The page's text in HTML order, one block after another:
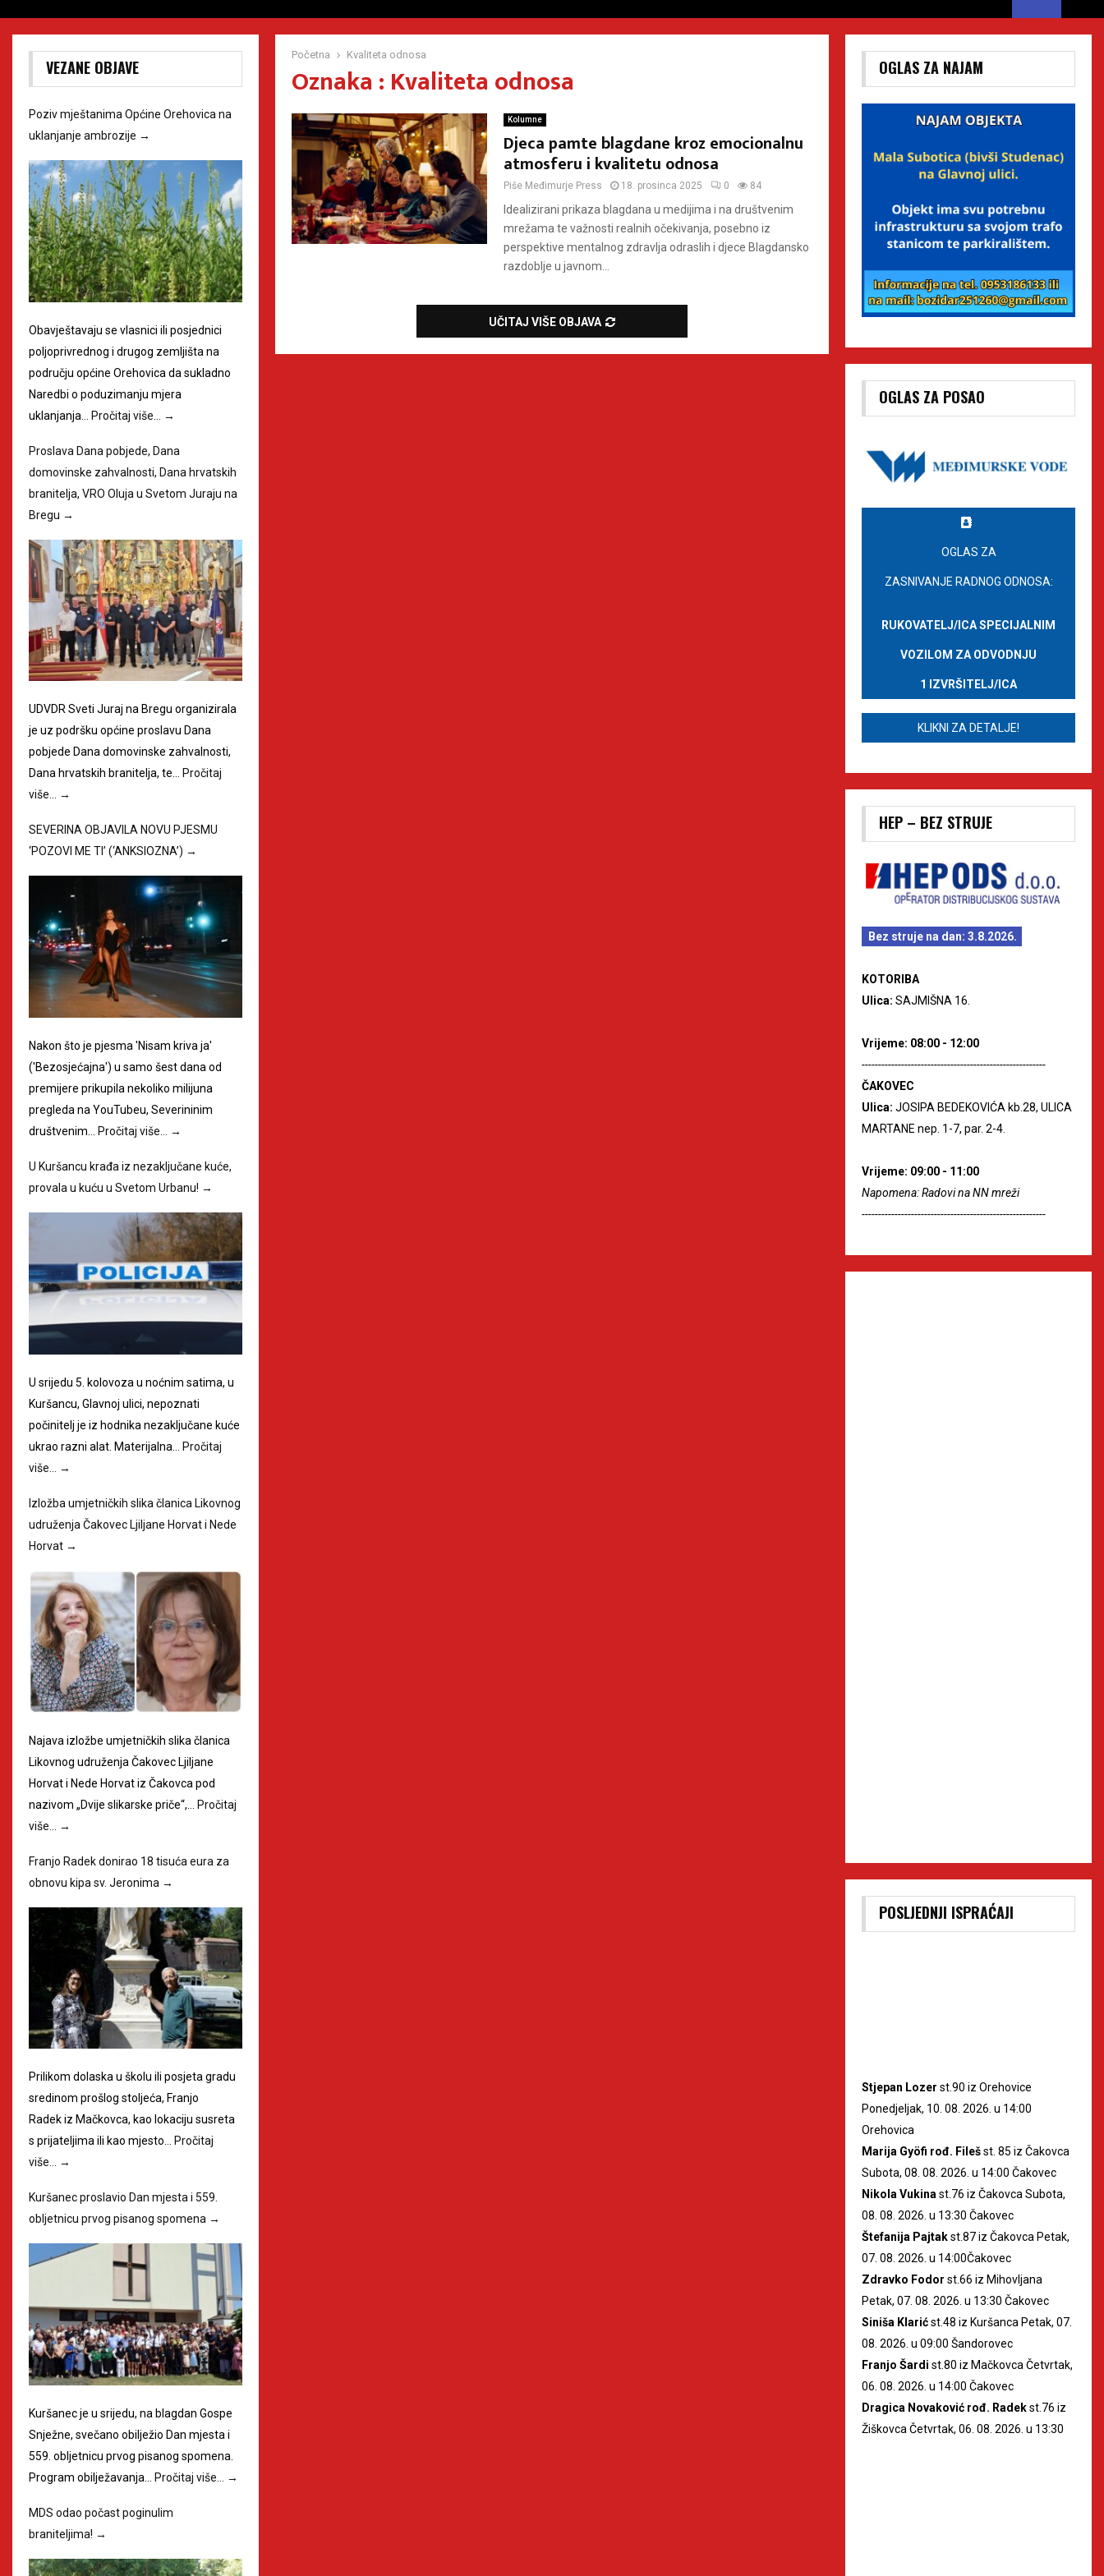
Početna Kvaliteta odnosa
Oznaka : Kvaliteta odnosa
Kolumne
Djeca pamte blagdane kroz emocionalnu
atmosferu i kvalitetu odnosa
Piše Međimurje Press 18. prosinca 2025 0 84
Idealizirani prikaza blagdana u medijima i na društvenim
mrežama te važnosti realnih očekivanja, posebno iz
perspektive mentalnog zdravlja odraslih i djece Blagdansko
razdoblje u javnom...
UČITAJ VIŠE OBJAVA
VEZANE OBJAVE
Poziv mještanima Općine Orehovica na
uklanjanje ambrozije →
Obavještavaju se vlasnici ili posjednici
poljoprivrednog i drugog zemljišta na
području općine Orehovica da sukladno
Naredbi o poduzimanju mjera
uklanjanja…
Pročitaj više… →
Proslava Dana pobjede, Dana
domovinske zahvalnosti, Dana hrvatskih
branitelja, VRO Oluja u Svetom Juraju na
Bregu →
UDVDR Sveti Juraj na Bregu organizirala
je uz podršku općine proslavu Dana
pobjede Dana domovinske zahvalnosti,
Dana hrvatskih branitelja, te… Pročitaj
više… →
SEVERINA OBJAVILA NOVU PJESMU
‘POZOVI ME TI’ (‘ANKSIOZNA’) →
Nakon što je pjesma 'Nisam kriva ja'
('Bezosjećajna') u samo šest dana od
premijere prikupila nekoliko milijuna
pregleda na YouTubeu, Severininim
društvenim…
Pročitaj više… →
U Kuršancu krađa iz nezaključane kuće,
provala u kuću u Svetom Urbanu! →
U srijedu 5. kolovoza u noćnim satima, u
Kuršancu, Glavnoj ulici, nepoznati
počinitelj je iz hodnika nezaključane kuće
ukrao razni alat. Materijalna…
Pročitaj
više…
→
Izložba umjetničkih slika članica Likovnog
udruženja Čakovec Ljiljane Horvat i Nede
Horvat →
Najava izložbe umjetničkih slika članica
Likovnog udruženja Čakovec Ljiljane
Horvat i Nede Horvat iz Čakovca pod
nazivom „Dvije slikarske priče“,… Pročitaj
više…
→
Franjo Radek donirao 18 tisuća eura za
obnovu kipa sv. Jeronima →
Prilikom dolaska u školu ili posjeta gradu
sredinom prošlog stoljeća, Franjo
Radek iz Mačkovca, kao lokaciju susreta
s prijateljima ili kao mjesto… Pročitaj
više… →
Kuršanec proslavio Dan mjesta i 559.
obljetnicu prvog pisanog spomena →
Kuršanec je u srijedu, na blagdan Gospe
Snježne, svečano obilježio Dan mjesta i
559. obljetnicu prvog pisanog spomena.
Program obilježavanja…
Pročitaj više… →
MDS odao počast poginulim
braniteljima! →
OGLAS ZA NAJAM
OGLAS ZA POSAO
OGLAS ZA
ZASNIVANJE RADNOG ODNOSA:
RUKOVATELJ/ICA SPECIJALNIM
VOZILOM ZA ODVODNJU
1 IZVRŠITELJ/ICA
KLIKNI ZA DETALJE!
HEP – BEZ STRUJE
Bez struje na dan: 3.8.2026.
KOTORIBA
Ulica: SAJMIŠNA 16.
Vrijeme: 08:00 - 12:00
--------------------------------------------------------
ČAKOVEC
Ulica: JOSIPA BEDEKOVIĆA kb.28, ULICA
MARTANE nep. 1-7, par. 2-4.
Vrijeme: 09:00 - 11:00
Napomena: Radovi na NN mreži
--------------------------------------------------------
POSLJEDNJI ISPRAĆAJI
Stjepan Lozer st.90 iz Orehovice
Ponedjeljak, 10. 08. 2026. u 14:00
Orehovica
Marija Gyöfi rođ. Filešst. 85 iz Čakovca
Subota, 08. 08. 2026. u 14:00 Čakovec
Nikola Vukina st.76 iz Čakovca Subota,
08. 08. 2026. u 13:30 Čakovec
Štefanija Pajtakst.87 iz Čakovca Petak,
07. 08. 2026. u 14:00Čakovec
Zdravko Fodor st.66 iz Mihovljana
Petak, 07. 08. 2026. u 13:30 Čakovec
Siniša Klarićst.48 iz Kuršanca Petak, 07.
08. 2026. u 09:00 Šandorovec
Franjo Šardi st.80 iz Mačkovca Četvrtak,
06. 08. 2026. u 14:00 Čakovec
Dragica Novaković rođ. Radekst.76 iz
Žiškovca Četvrtak, 06. 08. 2026. u 13:30